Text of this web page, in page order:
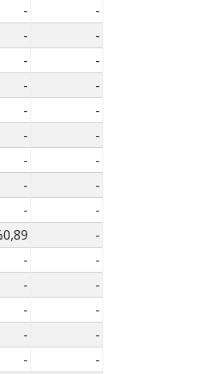
-
-
-
-
-
-
-
-
-
-
-
-
-
-
-
-
-
-
-
-
-
-
-
-
-
-
-
-
-